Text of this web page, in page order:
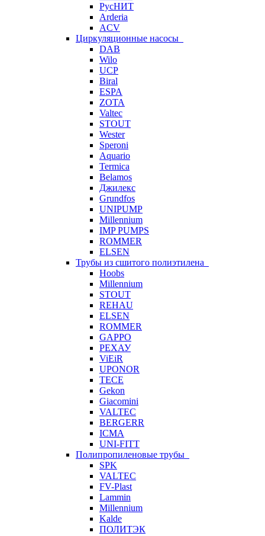
РусНИТ
Arderia
ACV
Циркуляционные насосы
DAB
Wilo
UCP
Biral
ESPA
ZOTA
Valtec
STOUT
Wester
Speroni
Aquario
Termica
Belamos
Джилекс
Grundfos
UNIPUMP
Millennium
IMP PUMPS
ROMMER
ELSEN
Трубы из сшитого полиэтилена
Hoobs
Millennium
STOUT
REHAU
ELSEN
ROMMER
GAPPO
РЕХАУ
ViEiR
UPONOR
TECE
Gekon
Giacomini
VALTEC
BERGERR
ICMA
UNI-FITT
Полипропиленовые трубы
SPK
VALTEC
FV-Plast
Lammin
Millennium
Kalde
ПОЛИТЭК